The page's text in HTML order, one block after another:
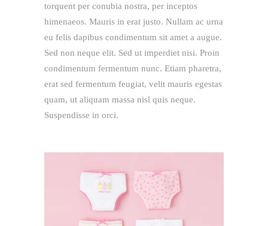
torquent per conubia nostra, per inceptos
himenaeos. Mauris in erat justo. Nullam ac urna
eu felis dapibus condimentum sit amet a augue.
Sed non neque elit. Sed ut imperdiet nisi. Proin
condimentum fermentum nunc. Etiam pharetra,
erat sed fermentum feugiat, velit mauris egestas
quam, ut aliquam massa nisl quis neque.
Suspendisse in orci.